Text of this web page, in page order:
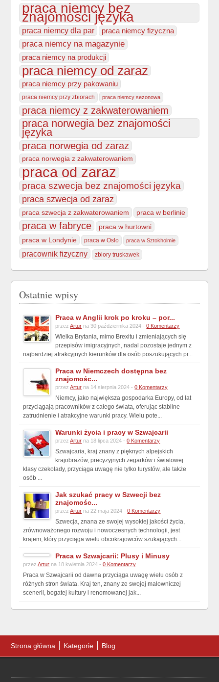
praca niemcy bez
znajomości języka
praca niemcy dla par praca niemcy fizyczna
praca niemcy na magazynie
praca niemcy na produkcji
praca niemcy od zaraz
praca niemcy przy pakowaniu
praca niemcy przy zbiorach praca niemcy sezonowa
praca niemcy z zakwaterowaniem
praca norwegia bez znajomości
języka
praca norwegia od zaraz
praca norwegia z zakwaterowaniem
praca od zaraz
praca szwecja bez znajomości języka
praca szwecja od zaraz
praca szwecja z zakwaterowaniem praca w berlinie
praca w fabryce
praca w hurtowni
praca w Londynie
praca w Oslo praca w Sztokholmie
pracownik fizyczny zbiory truskawek
Ostatnie wpisy
Praca w Anglii krok po kroku – por...
przezArtur na 30 października 2024 -0 Komentarzy
Wielka Brytania, mimo Brexitu i zmieniających się
przepisów imigracyjnych, nadal pozostaje jednym z
najbardziej atrakcyjnych kierunków dla osób poszukujących pr...
Praca w Niemczech dostępna bez
znajomośc...
przezArtur na 14 sierpnia 2024 -0 Komentarzy
Niemcy, jako największa gospodarka Europy, od lat
przyciągają pracowników z całego świata, oferując stabilne
zatrudnienie i atrakcyjne warunki pracy. Wielu pote...
Warunki życia i pracy w Szwajcarii
przezArtur na 18 lipca 2024 -0 Komentarzy
Szwajcaria, kraj znany z pięknych alpejskich
krajobrazów, precyzyjnych zegarków i światowej
klasy czekolady, przyciąga uwagę nie tylko turystów, ale także
osób ...
Jak szukać pracy w Szwecji bez
znajomośc...
przezArtur na 22 maja 2024 -0 Komentarzy
Szwecja, znana ze swojej wysokiej jakości życia,
zrównoważonego rozwoju i nowoczesnych technologii, jest
krajem, który przyciąga wielu obcokrajowców szukających...
Praca w Szwajcarii: Plusy i Minusy
przezArtur na 18 kwietnia 2024 -0 Komentarzy
Praca w Szwajcarii od dawna przyciąga uwagę wielu osób z
różnych stron świata. Kraj ten, znany ze swojej malowniczej
scenerii, bogatej kultury i renomowanej jak...
Strona główna Kategorie Blog